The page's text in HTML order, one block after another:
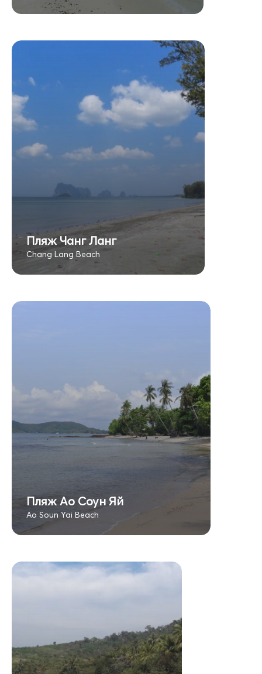
Пляж Чанг Ланг
Chang Lang Beach
Пляж Ао Соун Яй
Ao Soun Yai Beach